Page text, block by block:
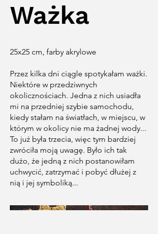
Ważka
25x25 cm, farby akrylowe
Przez kilka dni ciągle spotykałam ważki.
Niektóre w przedziwnych
okolicznościach. Jedna z nich usiadła
mi na przedniej szybie samochodu,
kiedy stałam na światłach, w miejscu, w
którym w okolicy nie ma żadnej wody...
To już była trzecia, więc tym bardziej
zwróciła moją uwagę. Było ich tak
dużo, że jedną z nich postanowiłam
uchwycić, zatrzymać i pobyć dłużej z
nią i jej symboliką...